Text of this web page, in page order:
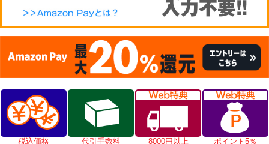
税込価格
代引手数料
8000円以上
ポイント5％